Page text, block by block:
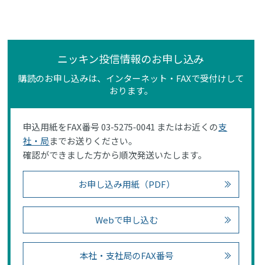
ニッキン投信情報のお申し込み
購読のお申し込みは、インターネット・FAXで受付けして
おります。
申込用紙をFAX番号 03-5275-0041 またはお近くの支
社・局までお送りください。
確認ができました方から順次発送いたします。
お申し込み用紙（PDF）
Webで申し込む
本社・支社局のFAX番号